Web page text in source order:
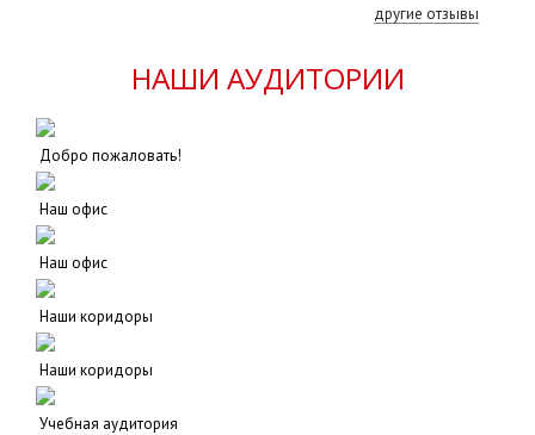
другие отзывы
НАШИ АУДИТОРИИ
Добро пожаловать!
Наш офис
Наш офис
Наши коридоры
Наши коридоры
Учебная аудитория